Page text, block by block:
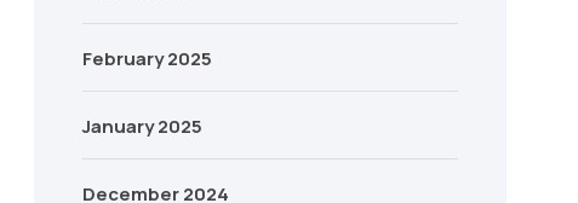
February 2025
January 2025
December 2024